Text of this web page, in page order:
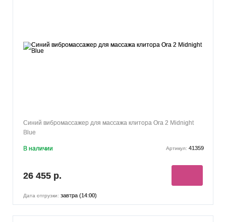
Синий вибромассажер для массажа клитора Ora 2 Midnight
Blue
В наличии Артикул: 41359
26 455 р.
Дата отгрузки: завтра (14:00)